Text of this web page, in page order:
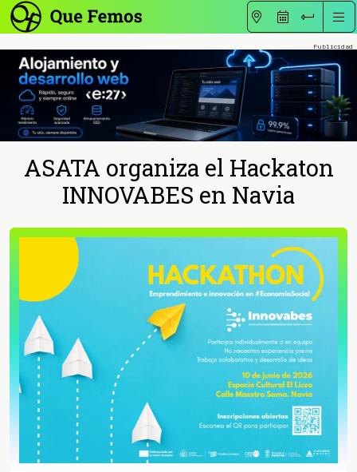
ASATA organiza el Hackaton
INNOVABES en Navia